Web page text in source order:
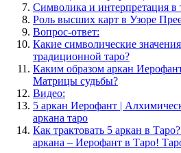
Символика и интерпретация в
Роль высших карт в Узоре
Вопрос-ответ:
Какие символические
традиционной таро?
Каким образом аркан
Матрицы судьбы?
Видео:
5 аркан Иерофант |
аркана таро
Как трактовать 5 аркан в
аркана – Иерофант в Таро!